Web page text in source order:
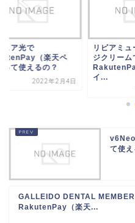
アミューズ マッサー
リームで
（楽天ペ
日本酒博物
イ）って使
て使え
GALLEIDO DENTAL
RakutenPay（楽天...